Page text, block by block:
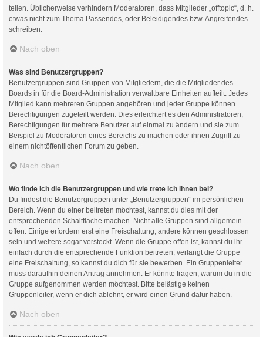
teilen. Üblicherweise verhindern Moderatoren, dass Mitglieder „offtopic“, d. h.
etwas nicht zum Thema Passendes, oder Beleidigendes bzw. Angreifendes
schreiben.
Nach oben
Was sind Benutzergruppen?
Benutzergruppen sind Gruppen von Mitgliedern, die die Mitglieder des
Boards in für die Board-Administration verwaltbare Einheiten aufteilt. Jedes
Mitglied kann mehreren Gruppen angehören und jeder Gruppe können
Berechtigungen zugeteilt werden. Dies erleichtert es den Administratoren,
Berechtigungen für mehrere Benutzer auf einmal zu ändern und sie zum
Beispiel zu Moderatoren eines Bereichs zu machen oder ihnen Zugriff zu
einem nichtöffentlichen Forum zu geben.
Nach oben
Wo finde ich die Benutzergruppen und wie trete ich ihnen bei?
Du findest die Benutzergruppen unter „Benutzergruppen“ im persönlichen
Bereich. Wenn du einer beitreten möchtest, kannst du dies mit der
entsprechenden Schaltfläche machen. Nicht alle Gruppen sind allgemein
offen. Einige erfordern erst eine Freischaltung, andere können geschlossen
sein und weitere sogar versteckt. Wenn die Gruppe offen ist, kannst du ihr
einfach durch die entsprechende Funktion beitreten; verlangt die Gruppe
eine Freischaltung, so kannst du dich für sie bewerben. Ein Gruppenleiter
muss daraufhin deinen Antrag annehmen. Er könnte fragen, warum du in die
Gruppe aufgenommen werden möchtest. Bitte belästige keinen
Gruppenleiter, wenn er dich ablehnt, er wird einen Grund dafür haben.
Nach oben